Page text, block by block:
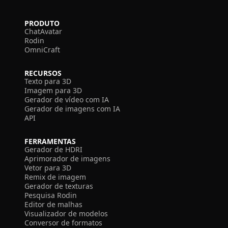
PRODUTO
ChatAvatar
Rodin
OmniCraft
RECURSOS
Texto para 3D
Imagem para 3D
Gerador de vídeo com IA
Gerador de imagens com IA
API
FERRAMENTAS
Gerador de HDRI
Aprimorador de imagens
Vetor para 3D
Remix de imagem
Gerador de texturas
Pesquisa Rodin
Editor de malhas
Visualizador de modelos
Conversor de formatos